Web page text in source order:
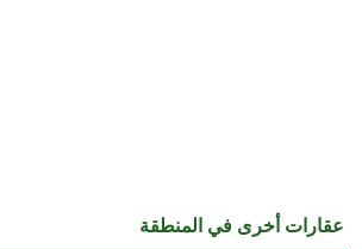
عقارات أخرى في المنطقة